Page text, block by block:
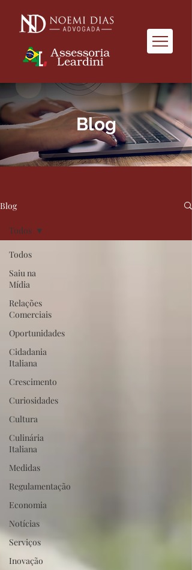
Blog
Blog
Todos
Saiu na
Mídia
Relações
Comerciais
Oportunidades
Cidadania
Italiana
Crescimento
Curiosidades
Cultura
Culinária
Italiana
Medidas
Regulamentação
Economia
Notícias
Serviços
Inovação
Todos